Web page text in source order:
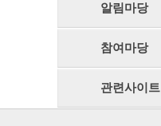
알림마당
참여마당
관련사이트